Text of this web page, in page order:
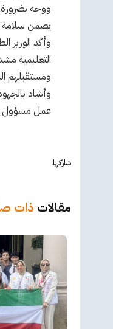
ووجه بضرورة
يضمن سلامة
وأكد الوزير
التعليمية
ومستقبلهم
وأشاد
عمل مسؤول
شاركها.
مقالات ذات